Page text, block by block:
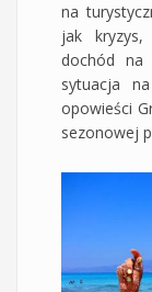
na
jak
dochód
sytuacja
opowieści
sezonowej